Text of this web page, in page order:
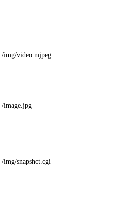
/img/video.mjpeg
/image.jpg
/img/snapshot.cgi